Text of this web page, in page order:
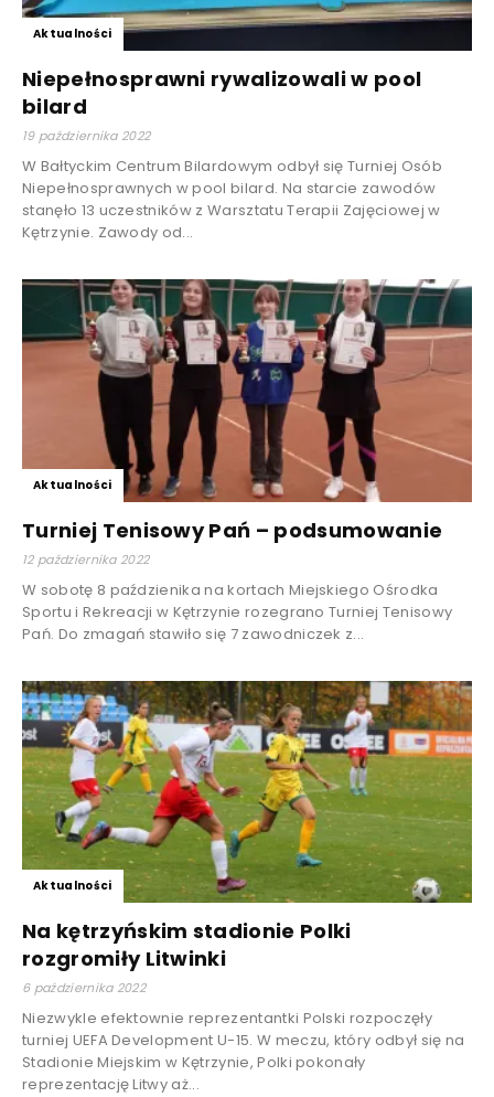
Aktualności
Niepełnosprawni rywalizowali w pool
bilard
19 października 2022
W Bałtyckim Centrum Bilardowym odbył się Turniej Osób
Niepełnosprawnych w pool bilard. Na starcie zawodów
stanęło 13 uczestników z Warsztatu Terapii Zajęciowej w
Kętrzynie. Zawody od...
Aktualności
Turniej Tenisowy Pań – podsumowanie
12 października 2022
W sobotę 8 paździenika na kortach Miejskiego Ośrodka
Sportu i Rekreacji w Kętrzynie rozegrano Turniej Tenisowy
Pań. Do zmagań stawiło się 7 zawodniczek z...
Aktualności
Na kętrzyńskim stadionie Polki
rozgromiły Litwinki
6 października 2022
Niezwykle efektownie reprezentantki Polski rozpoczęły
turniej UEFA Development U-15. W meczu, który odbył się na
Stadionie Miejskim w Kętrzynie, Polki pokonały
reprezentację Litwy aż...